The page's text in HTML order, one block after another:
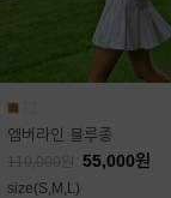
엠버라인 블루종
110,000 55,000원
size(S,M,L)